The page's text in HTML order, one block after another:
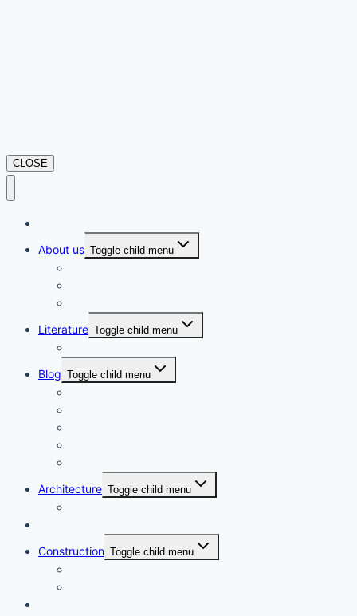
CLOSE
About us Toggle child menu
Literature Toggle child menu
Blog Toggle child menu
Architecture Toggle child menu
Construction Toggle child menu